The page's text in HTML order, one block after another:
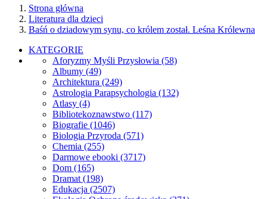
Strona główna
Literatura dla dzieci
Baśń o dziadowym synu, co królem został. Leśna Królewna
KATEGORIE
Aforyzmy Myśli Przysłowia (58)
Albumy (49)
Architektura (249)
Astrologia Parapsychologia (132)
Atlasy (4)
Bibliotekoznawstwo (117)
Biografie (1046)
Biologia Przyroda (571)
Chemia (255)
Darmowe ebooki (3717)
Dom (165)
Dramat (198)
Edukacja (2507)